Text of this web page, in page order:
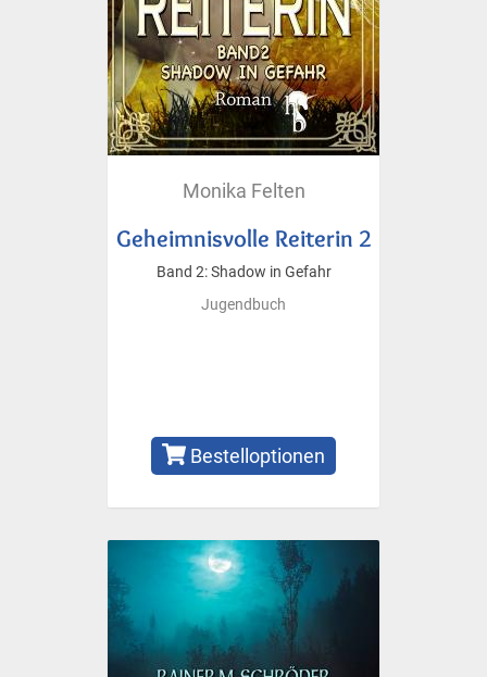
Monika Felten
Geheimnisvolle Reiterin 2
Band 2: Shadow in Gefahr
Jugendbuch
Bestelloptionen